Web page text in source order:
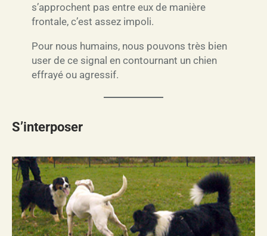
s’approchent pas entre eux de manière
frontale, c’est assez impoli.
Pour nous humains, nous pouvons très bien
user de ce signal en contournant un chien
effrayé ou agressif.
S’interposer